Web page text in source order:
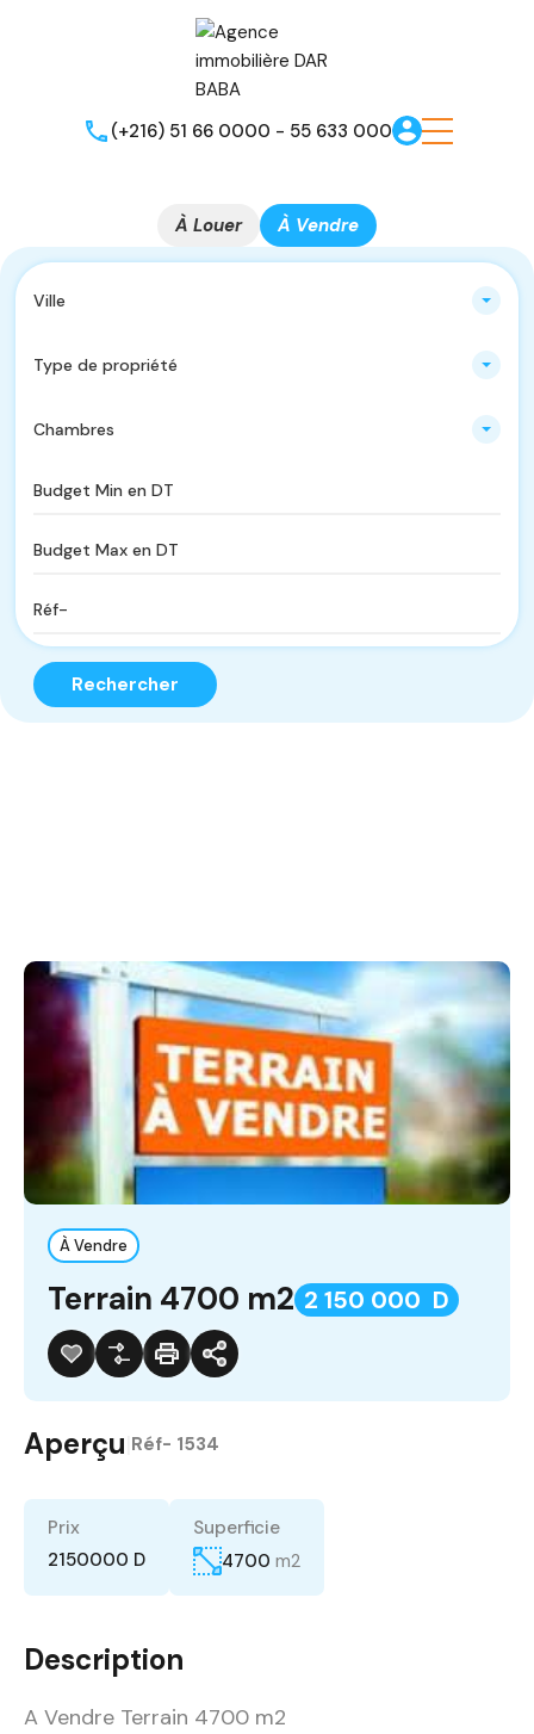
(+216) 51 66 0000 - 55 633 000
À Louer À Vendre
Ville
Type de propriété
Chambres
Rechercher
À Vendre
Terrain 4700 m2 2 150 000 D
Aperçu Réf- 1534
Prix
2150000 D
Superficie
4700 m2
Description
A Vendre Terrain 4700 m2